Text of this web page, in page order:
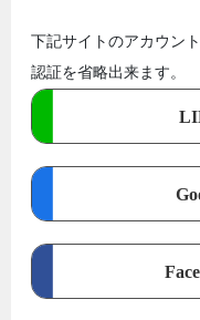
下記サイトのアカウン
認証を省略出来ます。